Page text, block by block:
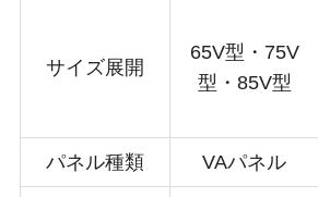
サイズ展開
65V型・75V
型・85V型
パネル種類 VAパネル